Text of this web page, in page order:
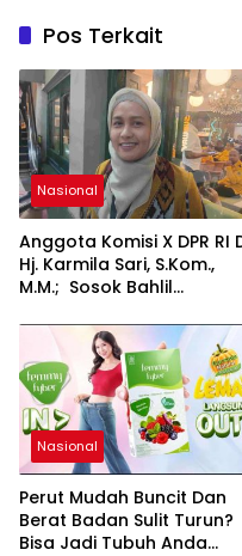
Pos Terkait
Nasional
Anggota Komisi X DPR RI
Hj. Karmila Sari, S.Kom.,
M.M.; Sosok Bahlil
Sumber Inspirasi bagi
Generasi Muda, Pelaku
Usaha, Pemerintah,
maupun Pemangku
Kepentingan lainnya
bersama-sama
Memberikan Kontribusi
bagi Pembangunan
Nasional.
Nasional
Perut Mudah Buncit Dan
Berat Badan Sulit Turun?
Bisa Jadi Tubuh Anda